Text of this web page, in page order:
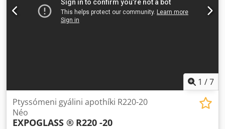
enkatastísoun to ráfi stis enkatastáseis tou peláti se óli tin
Evrópi. Dedegd Ilyspfx An Ejkr
1 /7
Ptyssómeni gyálini apothíki R220-20
Néo
EXPOGLASS ® R220 -20